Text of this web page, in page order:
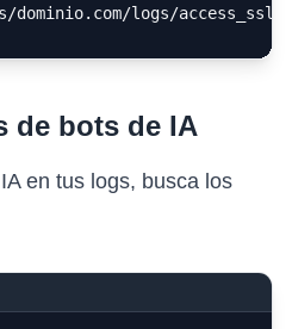
dominio.com/logs/
de bots de IA
en tus logs, busca los